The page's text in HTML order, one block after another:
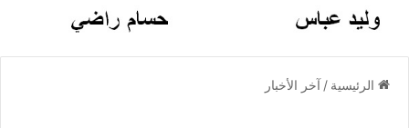
الرئيسية / آخر الأخبار